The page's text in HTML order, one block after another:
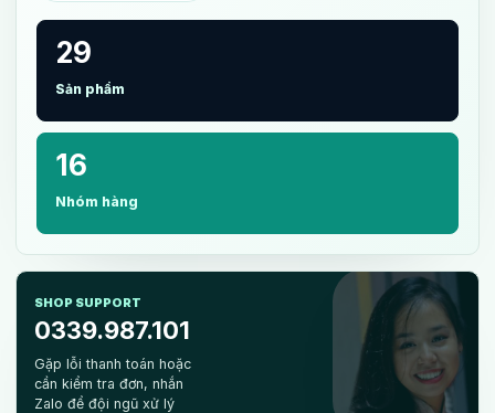
29
Sản phẩm
16
Nhóm hàng
SHOP SUPPORT
0339.987.101
Gặp lỗi thanh toán hoặc
cần kiểm tra đơn, nhắn
Zalo để đội ngũ xử lý